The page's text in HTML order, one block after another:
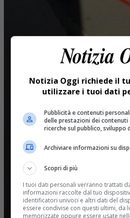
Notizia Oggi richiede il
utilizzare i tuoi dati
Pubblicità e contenuti
delle prestazioni dei contenuti
ricerche sul pubblico, sviluppo
Archiviare informazioni su
Scopri di più
I tuoi dati personali verranno trattati
informazioni raccolte dal tuo
identificatori univoci e altri dati del
essere condivise con questi ultimi, da
memorizzate oppure essere usate